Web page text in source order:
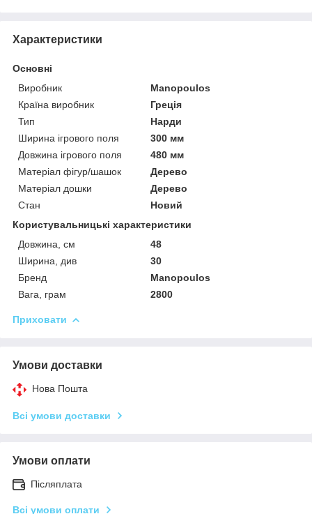
Характеристики
Основні
Виробник
Manopoulos
Країна виробник
Греція
Тип
Нарди
Ширина ігрового поля
300 мм
Довжина ігрового поля
480 мм
Матеріал фігур/шашок
Дерево
Матеріал дошки
Дерево
Стан
Новий
Користувальницькі характеристики
Довжина, см
48
Ширина, див
30
Бренд
Manopoulos
Вага, грам
2800
Приховати
Умови доставки
Нова Пошта
Всі умови доставки
Умови оплати
Післяплата
Всі умови оплати